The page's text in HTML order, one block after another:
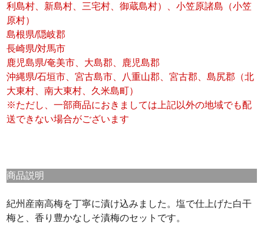
利島村、新島村、三宅村、御蔵島村）、小笠原諸島（小笠
原村）
島根県/隠岐郡
長崎県/対馬市
鹿児島県/奄美市、大島郡、鹿児島郡
沖縄県/石垣市、宮古島市、八重山郡、宮古郡、島尻郡（北
大東村、南大東村、久米島町）
※ただし、一部商品におきましては上記以外の地域でも配
送できない場合がございます
商品説明
紀州産南高梅を丁寧に漬け込みました。塩で仕上げた白干
梅と、香り豊かなしそ漬梅のセットです。